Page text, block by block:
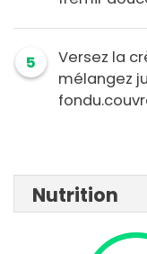
5
Versez la
mélangez
Nutrition